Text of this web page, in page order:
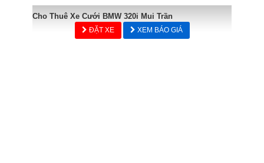
Cho Thuê Xe Cưới BMW 320i Mui Trần
ĐẶT XE XEM BÁO GIÁ